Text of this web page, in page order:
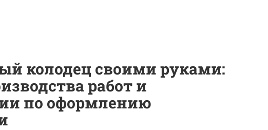
колодец своими руками:
работ и
по оформлению